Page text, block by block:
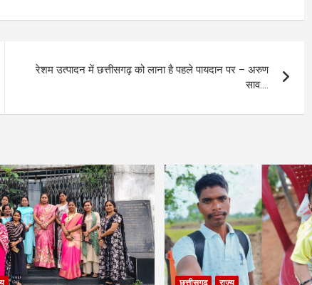
रेशम उत्पादन में छत्तीसगढ़ को लाना है पहले पायदान पर – अरुण
साव….
छत्तीसगढ़ राज्य